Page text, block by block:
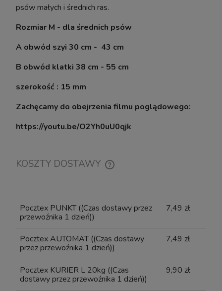
Szafka pod Akwarium Proste Elitte 200x80x90
Biały-Beton
3 058,00 zł
psów małych i średnich ras.
Rozmiar M - dla średnich psów
A obwód szyi 30 cm - 43 cm
B obwód klatki 38 cm - 55 cm
szerokość : 15 mm
Zachęcamy do obejrzenia filmu poglądowego:
https://youtu.be/O2Yh0uU0qjk
KOSZTY DOSTAWY
CENA NIE ZAWIERA EWENTUALNYCH KOSZTÓW
Pocztex PUNKT ((Czas dostawy przez
przewoźnika 1 dzień))
7,49 zł
Pocztex AUTOMAT ((Czas dostawy
przez przewoźnika 1 dzień))
7,49 zł
Pocztex KURIER L 20kg ((Czas
dostawy przez przewoźnika 1 dzień))
9,90 zł